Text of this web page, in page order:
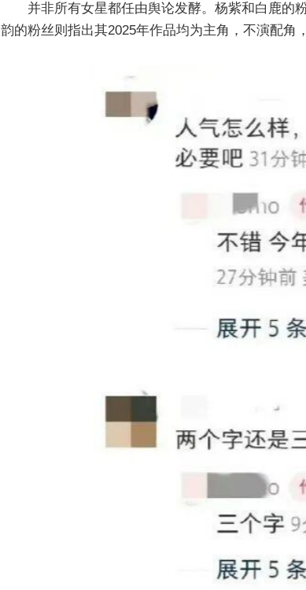
并非所有女星都任由舆论发酵。杨紫和白鹿的
韵的粉丝则指出其2025年作品均为主角，不演配角